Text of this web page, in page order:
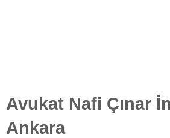
Avukat Nafi Çınar
Ankara